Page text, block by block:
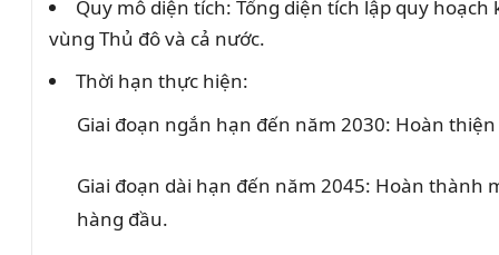
Quy mô diện tích: Tổng diện tích lập quy
vùng Thủ đô và cả nước.
Thời hạn thực hiện:
Giai đoạn ngắn hạn đến năm 2030: Hoàn
Giai đoạn dài hạn đến năm 2045: Hoàn
hàng đầu.